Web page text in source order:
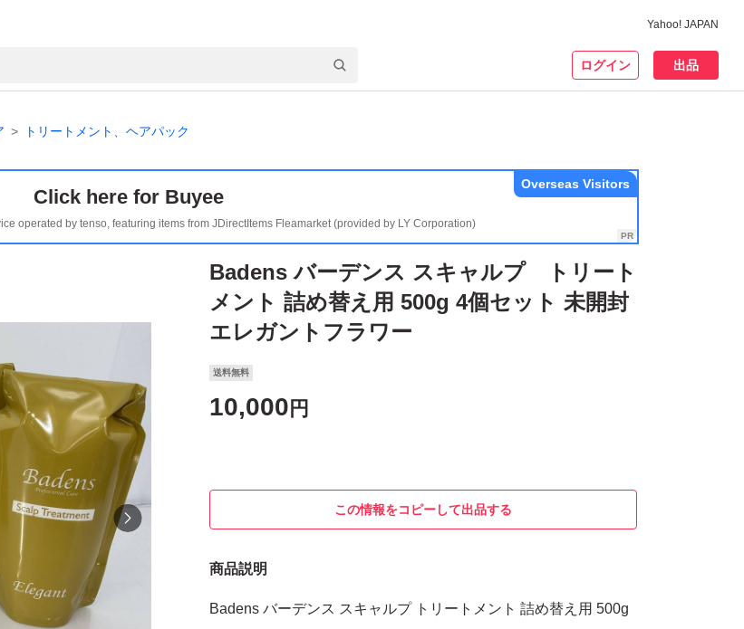
Yahoo! JAPAN
ログイン 出品
トリートメント、ヘアパック
Click here for Buyee
operated by tenso, featuring items from JDirectItems Fleamarket (provided by LY Corporation)
Overseas Visitors
Badens バーデンス スキャルプ トリート
メント 詰め替え用 500g 4個セット 未開封
エレガントフラワー
送料無料
10,000 円
この情報をコピーして出品する
商品説明
Badens バーデンス スキャルプ トリートメント 詰め替え用 500g